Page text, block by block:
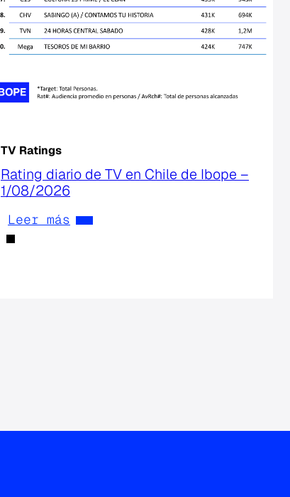
TV Ratings
Rating diario de TV en Chile de Ibope –
1/08/2026
Leer más